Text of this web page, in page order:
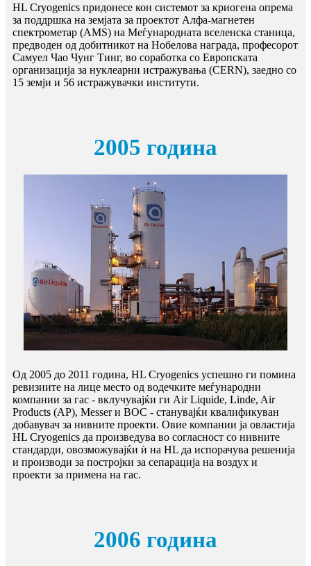
HL Cryogenics придонесе кон системот за криогена опрема
за поддршка на земјата за проектот Алфа-магнетен
спектрометар (AMS) на Меѓународната вселенска станица,
предводен од добитникот на Нобелова награда, професорот
Самуел Чао Чунг Тинг, во соработка со Европската
организација за нуклеарни истражувања (CERN), заедно со
15 земји и 56 истражувачки институти.
2005 година
Од 2005 до 2011 година, HL Cryogenics успешно ги помина
ревизиите на лице место од водечките меѓународни
компании за гас - вклучувајќи ги Air Liquide, Linde, Air
Products (AP), Messer и BOC - станувајќи квалификуван
добавувач за нивните проекти. Овие компании ја овластија
HL Cryogenics да произведува во согласност со нивните
стандарди, овозможувајќи ѝ на HL да испорачува решенија
и производи за постројки за сепарација на воздух и
проекти за примена на гас.
2006 година